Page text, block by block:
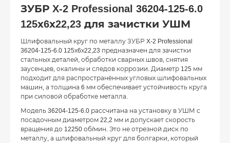
ЗУБР X-2 Professional 36204-125-6.0
125х6х22,23 для зачистки УШМ
Шлифовальный круг по металлу ЗУБР X-2 Professional
36204-125-6.0 125х6х22,23 предназначен для зачистки
стальных деталей, обработки сварных швов, снятия
заусенцев, окалины и следов коррозии. Диаметр 125 мм
подходит для распространённых угловых шлифовальных
машин, а толщина 6 мм обеспечивает устойчивость круга
при силовой обработке металла.
Модель 36204-125-6.0 рассчитана на установку в УШМ с
посадочным диаметром 22,2 мм и допускает скорость
вращения до 12250 об/мин. Это не отрезной диск по
металлу, а шлифовальный круг для болгарки, который